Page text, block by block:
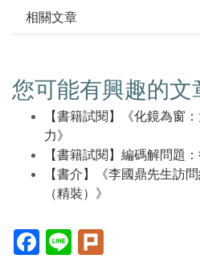
相關文章
您可能有興趣的文
【書籍試閱】《化鏡為窗
力》
【書籍試閱】編碼解問題
【書介】《李國鼎先生訪
（精裝）》
Facebook(另
開
Line(另
開